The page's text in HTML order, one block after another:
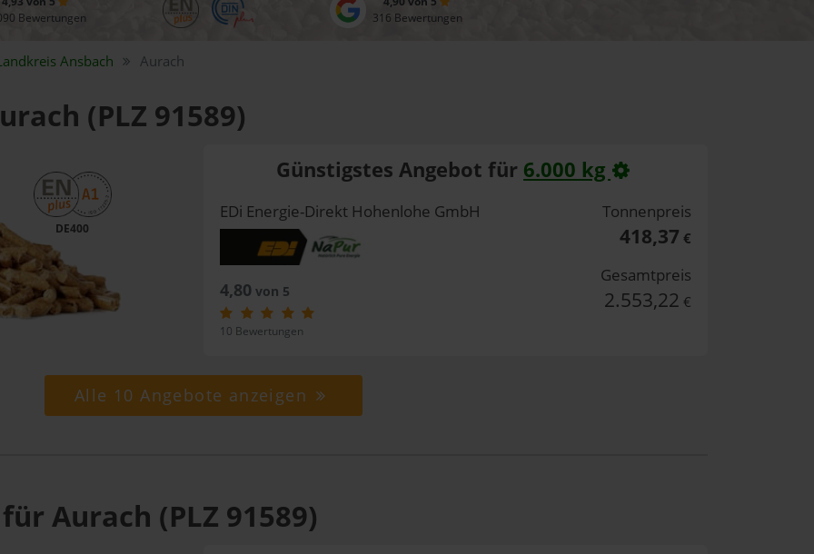
Bewertungen
316 Bewertungen
Ansbach Aurach
(PLZ 91589)
DE400
Günstigstes Angebot für 6.000 kg
EDi Energie-Direkt Hohenlohe GmbH
4,80 von 5
10 Bewertungen
Tonnenpreis
418,37 €
Gesamtpreis
2.553,22 €
Alle 10 Angebote anzeigen
Aurach (PLZ 91589)